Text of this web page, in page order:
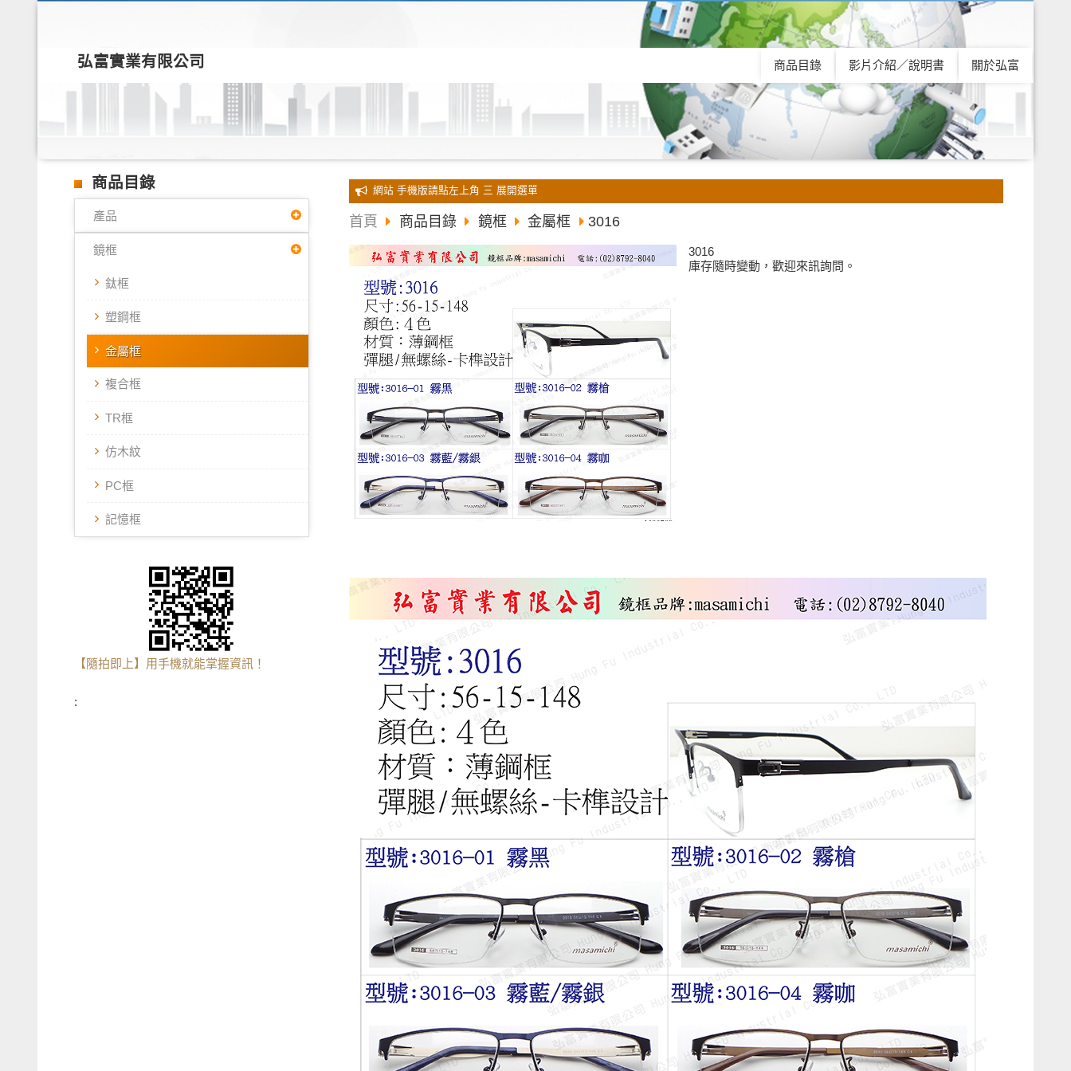
弘富實業有限公司 商品目錄 影片介紹／說明書 關於弘富
商品目錄
產品
鏡框
鈦框
塑鋼框
金屬框
複合框
TR框
仿木紋
PC框
記憶框
【隨拍即上】用手機就能掌握資訊！
:
全新 網站 手機版請點左上角 三 展開選單
首頁 商品目錄 鏡框 金屬框 3016
3016
庫存隨時變動，歡迎來訊詢問。